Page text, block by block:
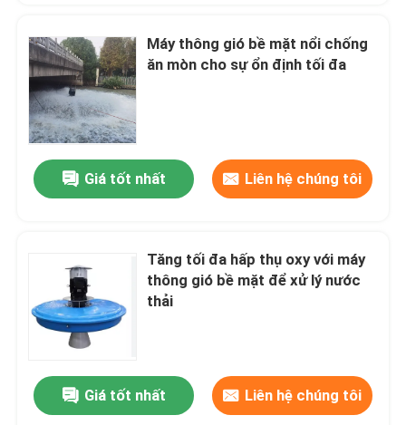
Máy thông gió bề mặt nổi chống
ăn mòn cho sự ổn định tối đa
Giá tốt nhất Liên hệ chúng tôi
Tăng tối đa hấp thụ oxy với máy
thông gió bề mặt để xử lý nước
thải
Giá tốt nhất Liên hệ chúng tôi